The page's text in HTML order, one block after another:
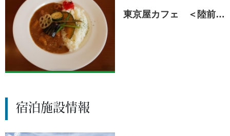
東京屋カフェ ＜陸前高田市＞
宿泊施設情報